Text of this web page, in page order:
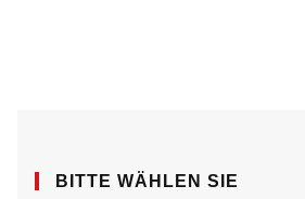
BITTE WÄHLEN SIE